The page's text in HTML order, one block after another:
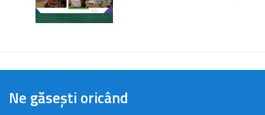
Ne găsești oricând